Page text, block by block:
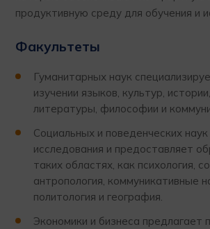
продуктивную среду для обучения и
Факультеты
Гуманитарных наук
изучении языков, культур,
литературы, философии и
Социальных и поведенческих
исследования и предоставляет
таких областях, как психология,
антропология, коммуникативные
политология и география.
Экономики и бизнеса предлагает